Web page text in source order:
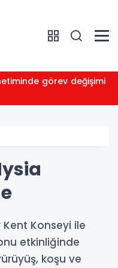
görev değişimi
Kent Konseyi ile
etkinliğinde
koşu ve